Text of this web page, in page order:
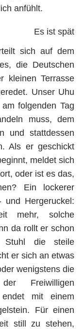
anfühlt.
Es ist spät
sich auf dem
die Deutschen
kleinen Terrasse
Unser Uhu
folgenden Tag
muss, dem
und stattdessen
Als er geschickt
meldet sich
oder ist es das,
Ein lockerer
und Hergeruckel:
mehr, solche
da rollt er schon
Stuhl die steile
er sich an etwas
wenigstens die
Freiwilligen
mit einem
Für einen
still zu stehen,